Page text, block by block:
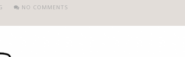
NO COMMENTS